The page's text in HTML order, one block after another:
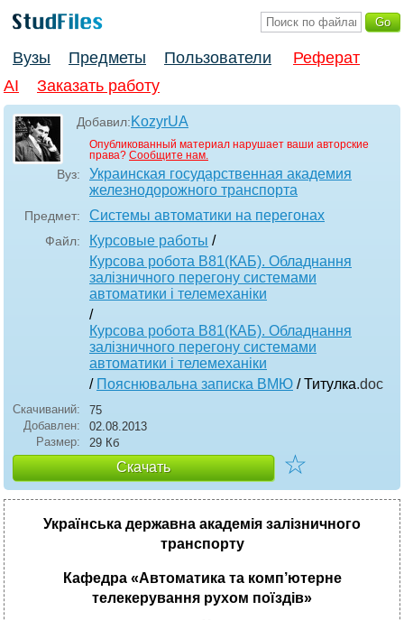
Вузы Предметы Пользователи
Реферат
AI
Заказать работу
Добавил:KozyrUA
Опубликованный материал нарушает ваши авторские
права? Сообщите нам.
Вуз:
Украинская государственная академия
железнодорожного транспорта
Предмет: Системы автоматики на перегонах
Файл: Курсовые работы /
Курсова робота В81(КАБ). Обладнання
залізничного перегону системами
автоматики і телемеханіки
/
Курсова робота В81(КАБ). Обладнання
залізничного перегону системами
автоматики і телемеханіки
/ Пояснювальна записка ВМЮ / Титулка.doc
Скачиваний:
75
Добавлен:
02.08.2013
Размер:
29 Кб
Скачать ☆
Українська державна академія залізничного
транспорту
Кафедра «Автоматика та комп’ютерне
телекерування рухом поїздів»